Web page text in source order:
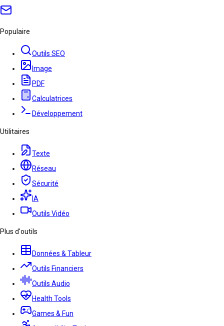
Populaire
Outils SEO
Image
PDF
Calculatrices
Développement
Utilitaires
Texte
Réseau
Sécurité
IA
Outils Vidéo
Plus d'outils
Données & Tableur
Outils Financiers
Outils Audio
Health Tools
Games & Fun